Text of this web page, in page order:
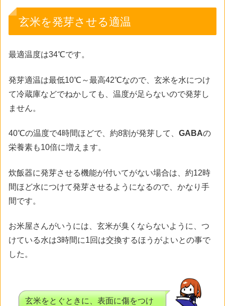
玄米を発芽させる適温
最適温度は34℃です。
発芽適温は最低10℃～最高42℃なので、玄米を水につけ
て冷蔵庫などでねかしても、温度が足らないので発芽し
ません。
40℃の温度で4時間ほどで、約8割が発芽して、 GABAの
栄養素も10倍に増えます。
炊飯器に発芽させる機能が付いてがない場合は、約12時
間ほど水につけて発芽させるようになるので、かなり手
間です。
お米屋さんがいうには、玄米が臭くならないように、つ
けている水は3時間に1回は交換するほうがよいとの事で
した。
玄米をとぐときに、表面に傷をつけ